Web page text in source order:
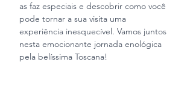
as faz especiais e descobrir como você
pode tornar a sua visita uma
experiência inesquecível. Vamos juntos
nesta emocionante jornada enológica
pela belíssima Toscana!